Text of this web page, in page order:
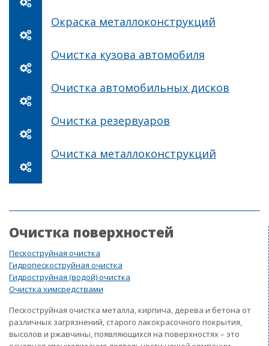
Окраска металлоконструкций
Очистка кузова автомобиля
Очистка автомобильных дисков
Очистка резервуаров
Очистка металлоконструкций
Очистка поверхностей
Пескоструйная очистка
Гидропескоструйная очистка
Гидроструйная (водой) очистка
Очистка химсредствами
Пескоструйная очистка металла, кирпича, дерева и бетона от
различных загрязнений, старого лакокрасочного покрытия,
высолов и ржавчины, появляющихся на поверхностях – это